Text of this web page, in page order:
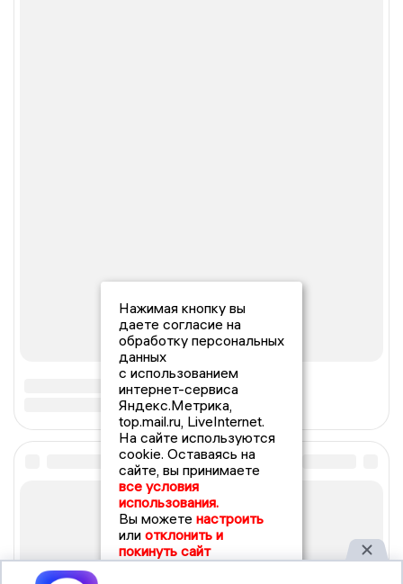
Нажимая кнопку вы
даете согласие на
обработку персональных
данных
с использованием
интернет-сервиса
Яндекс.Метрика,
top.mail.ru, LiveInternet.
На сайте используются
cookie. Оставаясь на
сайте, вы принимаете
все условия
использования.
Вы можете настроить
или отклонить и
покинуть сайт